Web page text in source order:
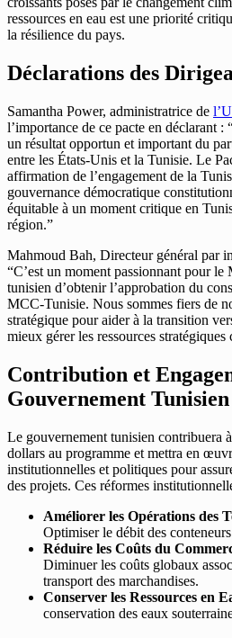
ressources en eau est une priorité
la résilience du pays.
Déclarations des
Samantha Power, administratrice de
l’importance de ce pacte en déclarant
un résultat opportun et important du
entre les États-Unis et la Tunisie. Le
affirmation de l’engagement de la
gouvernance démocratique
équitable à un moment critique en
région.”
Mahmoud Bah, Directeur général par
“C’est un moment passionnant pour
tunisien d’obtenir l’approbation du
MCC-Tunisie. Nous sommes fiers de
stratégique pour aider à la transition
mieux gérer les ressources
Contribution et
Gouvernement Tunisien
Le gouvernement tunisien contribuera
dollars au programme et mettra en
institutionnelles et politiques pour
des projets. Ces réformes
Améliorer les Opérations des
Optimiser le débit des
Réduire les Coûts du
Diminuer les coûts globaux
transport des marchandises.
Conserver les Ressources en
conservation des eaux